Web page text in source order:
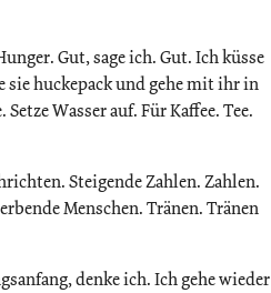
Gut, sage ich. Gut. Ich küsse
sie huckepack und gehe mit ihr in
Wasser auf. Für Kaffee. Tee.
Steigende Zahlen. Zahlen.
Menschen. Tränen. Tränen
denke ich. Ich gehe wieder